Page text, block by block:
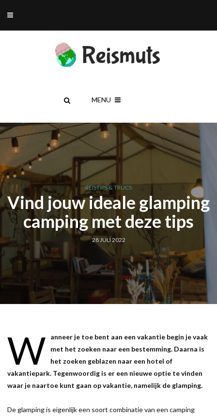
MENU
REISTIPS & TRUCS
Vind jouw ideale glamping
camping met deze tips
28 JULI 2022
W
anneer je toe bent aan een vakantie begin je vaak
met het zoeken naar een bestemming. Daarna is
het zoeken geblazen naar een hotel of
vakantiepark. Tegenwoordig is er een nieuwe optie te vinden
waar je naartoe kunt gaan op vakantie, namelijk de glamping.
De glamping is eigenlijk een soort combinatie van een camping